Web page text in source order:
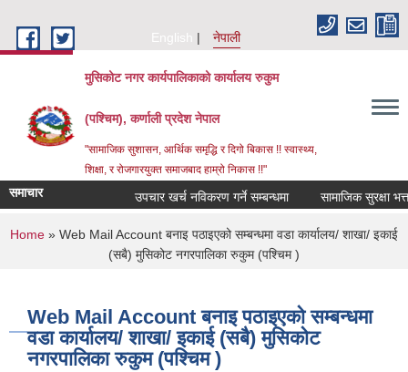
English
नेपाली
मुसिकोट नगर कार्यपालिकाको कार्यालय रुकुम
(पश्चिम), कर्णाली प्रदेश नेपाल
"सामाजिक सुशासन, आर्थिक समृद्धि र दिगो बिकास !! स्वास्थ्य,
शिक्षा, र रोजगारयुक्त समाजबाद हाम्रो निकास !!"
समाचार उपचार खर्च नविकरण गर्ने सम्बन्धमा
You are here
Home » Web Mail Account बनाइ पठाइएको सम्बन्धमा वडा कार्यालय/ शाखा/ इकाई
(सबै) मुसिकोट नगरपालिका रुकुम (पश्चिम )
Web Mail Account बनाइ पठाइएको सम्बन्धमा
वडा कार्यालय/ शाखा/ इकाई (सबै) मुसिकोट
नगरपालिका रुकुम (पश्चिम )